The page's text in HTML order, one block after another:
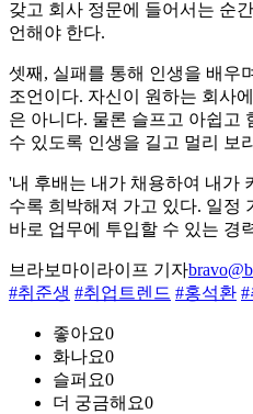
갖고 회사 정문에 들어서는 순
언해야 한다.
셋째, 실패를 통해 인생을 배우
조언이다. 자신이 원하는 회사
은 아니다. 물론 슬프고 아쉽고
수 있도록 인생을 길고 멀리 보
'내 후배는 내가 채용하여 내가
수록 희박해져 가고 있다. 일정
바로 업무에 투입할 수 있는 경
브라보마이라이프 기자
#취준생 #취업트렌드 #홍석환
좋아요0
화나요0
슬퍼요0
더 궁금해요0